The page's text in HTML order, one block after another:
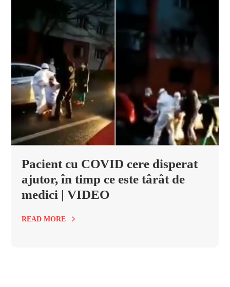
Pacient cu COVID cere disperat
ajutor, în timp ce este târât de
medici | VIDEO
READ MORE